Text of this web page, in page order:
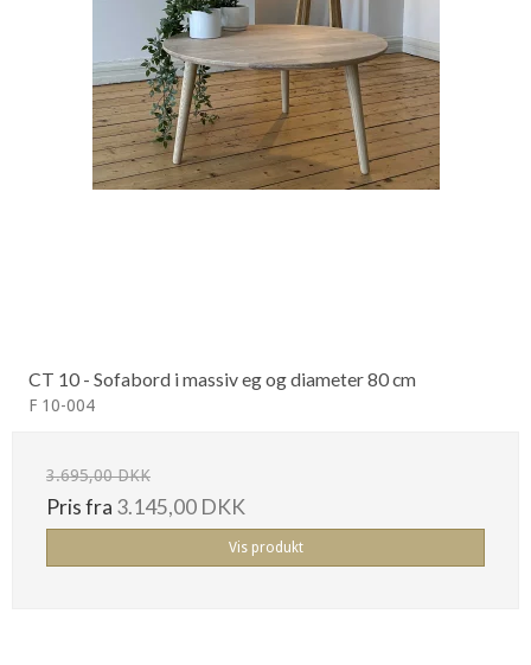
CT 10 - Sofabord i massiv eg og diameter 80 cm
F 10-004
3.695,00 DKK
Pris fra 3.145,00 DKK
Vis produkt